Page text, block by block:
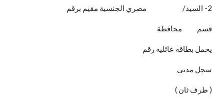
2- السيد/ مصري الجنسية مقيم برقم
قسم محافظة
يحمل بطاقة عائلية رقم
سجل مدنى
( طرف ثان )